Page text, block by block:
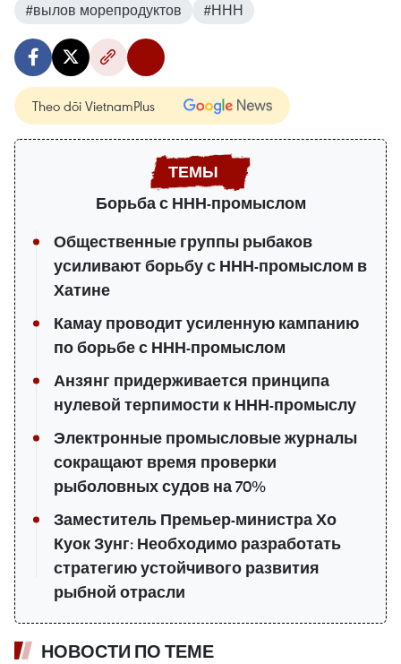
#вылов морепродуктов
#ННН
Theo dõi VietnamPlus
Борьба с ННН-промыслом
Общественные группы рыбаков
усиливают борьбу с ННН-промыслом в
Хатине
Камау проводит усиленную кампанию
по борьбе с ННН-промыслом
Анзянг придерживается принципа
нулевой терпимости к ННН-промыслу
Электронные промысловые журналы
сокращают время проверки
рыболовных судов на 70%
Заместитель Премьер-министра Хо
Куок Зунг: Необходимо разработать
стратегию устойчивого развития
рыбной отрасли
НОВОСТИ ПО ТЕМЕ